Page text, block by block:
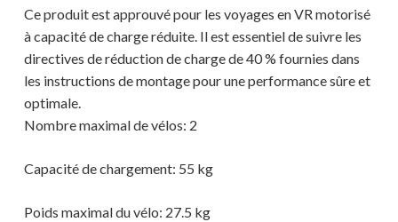
Ce produit est approuvé pour les voyages en VR motorisé
à capacité de charge réduite. Il est essentiel de suivre les
directives de réduction de charge de 40 % fournies dans
les instructions de montage pour une performance sûre et
optimale.
Nombre maximal de vélos: 2
Capacité de chargement: 55 kg
Poids maximal du vélo: 27.5 kg